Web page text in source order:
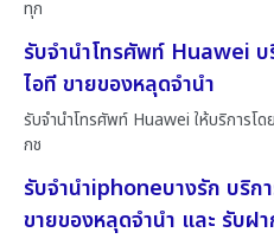
ทุก
รับจำนำโทรศัพท์ Huawei
ไอที ขายของหลุดจำนำ
รับจำนำโทรศัพท์ Huawei ให้บริการโ
กช
รับจำนำiphoneบางรัก บริก
ขายของหลุดจำนำ และ รับฝ